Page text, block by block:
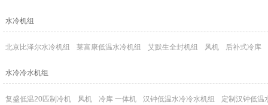
水冷机组
北京比泽尔水冷机组 莱富康低温水冷机组 艾默生全封机组 风机 后补式冷库
水冷冷水机组
复盛低温20匹制冷机 风机 冷库 一体机 汉钟低温水冷冷水机组 定制汉钟低温